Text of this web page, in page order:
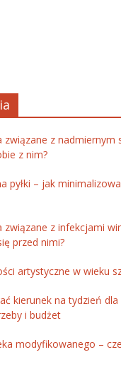
związane z nadmiernym
z nim?
pyłki – jak
związane z infekcjami
przed nimi?
artystyczne w wieku
kierunek na tydzień
i budżet
modyfikowanego –